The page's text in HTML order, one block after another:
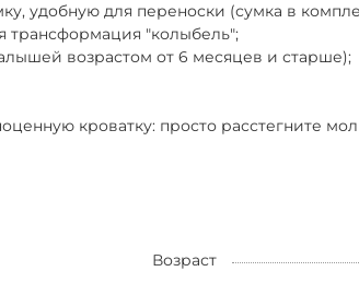
удобную для переноски (сумка в
трансформация "колыбель";
возрастом от 6 месяцев и старше);
кроватку: просто расстегните
Возраст